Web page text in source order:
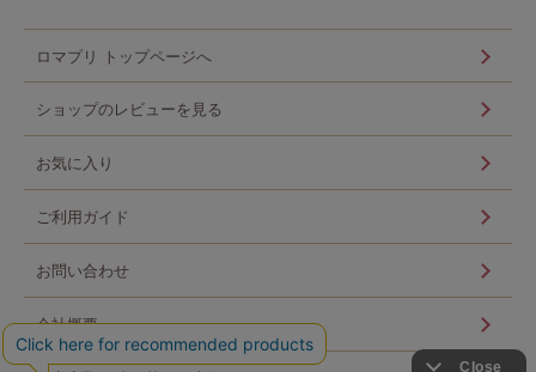
ロマプリ トップページへ
ショップのレビューを見る
お気に入り
ご利用ガイド
お問い合わせ
会社概要